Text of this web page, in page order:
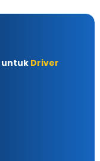
untuk Driver